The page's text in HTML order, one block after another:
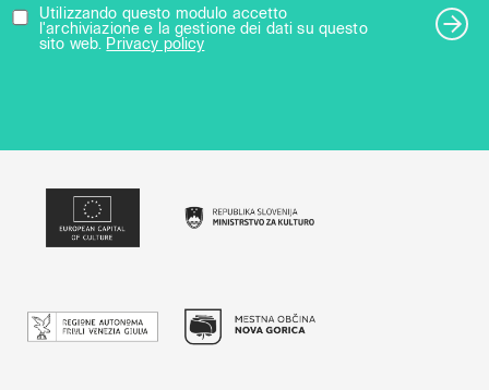
Utilizzando questo modulo accetto
l'archiviazione e la gestione dei dati su questo
sito web.
Privacy policy